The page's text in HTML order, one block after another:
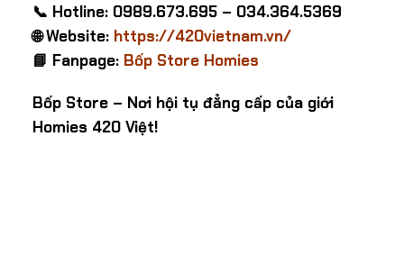
📞 Hotline: 0989.673.695 – 034.364.5369
🌐 Website: https://420vietnam.vn/
📘 Fanpage: Bốp Store Homies
Bốp Store – Nơi hội tụ đẳng cấp của giới
Homies 420 Việt!